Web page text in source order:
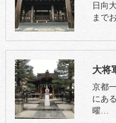
日向
まで
京都
にあ
曜…